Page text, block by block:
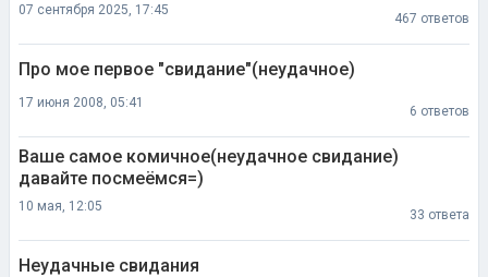
07 сентября 2025, 17:45
467 ответов
Про мое первое "свидание"(неудачное)
17 июня 2008, 05:41
6 ответов
Ваше самое комичное(неудачное свидание)
давайте посмеёмся=)
10 мая, 12:05
33 ответа
Неудачные свидания